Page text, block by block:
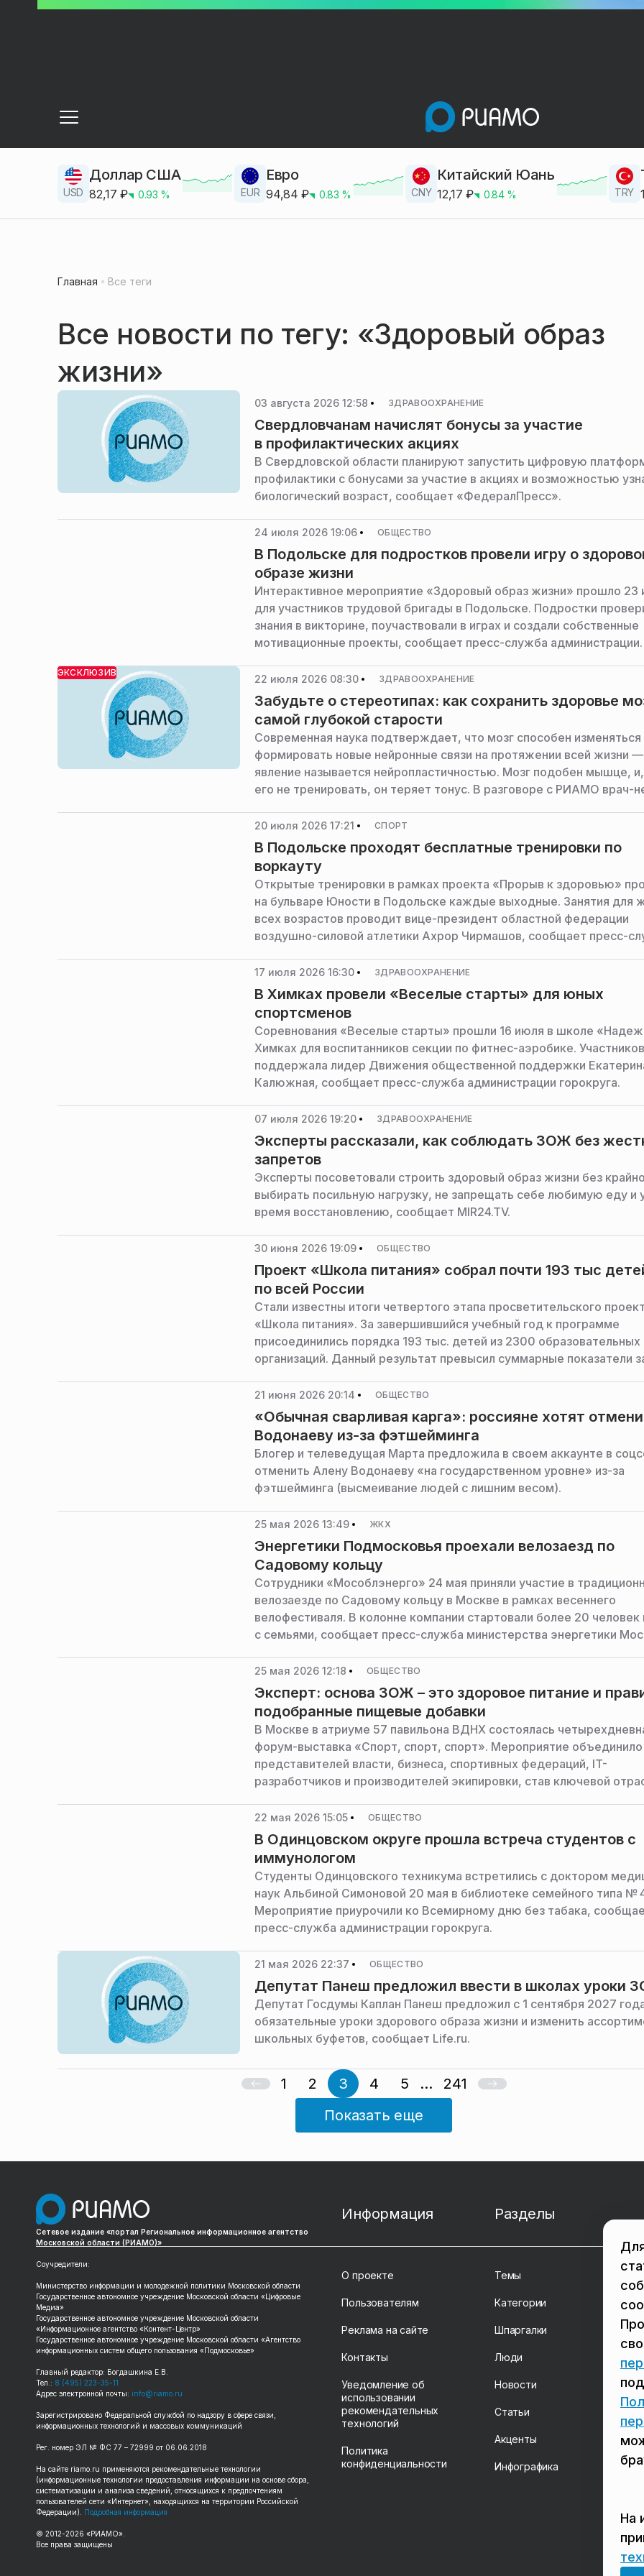
USD
Доллар США
82,17 ₽ 0.93 % EUR
Евро
94,84 ₽ 0.83 % CNY
Китайский Юань
12,17 ₽ 0.84% TRY
Главная Все теги
Все новости по тегу: «Здоровый образ
жизни»
03 августа 2026 12:58 ЗДРАВООХРАНЕНИЕ
Свердловчанам начислят бонусы за участие
в профилактических акциях
В Свердловской области планируют запустить цифровую
профилактики с бонусами за участие в акциях и возможностью
биологический возраст, сообщает «ФедералПресс».
24 июля 2026 19:06 ОБЩЕСТВО
В Подольске для подростков провели игру о
образе жизни
Интерактивное мероприятие «Здоровый образ жизни» прошло 23
для участников трудовой бригады в Подольске. Подростки
знания в викторине, поучаствовали в играх и создали собственные
мотивационные проекты, сообщает пресс-служба администрации
ЭКСКЛЮЗИВ 22 июля 2026 08:30 ЗДРАВООХРАНЕНИЕ
Забудьте о стереотипах: как сохранить здоровье
самой глубокой старости
Современная наука подтверждает, что мозг способен изменяться
формировать новые нейронные связи на протяжении всей жизни
явление называется нейропластичностью. Мозг подобен мышце,
его не тренировать, он теряет тонус. В разговоре с РИАМО врач-
шесть правил, которые помогут сохранить молодость мозга до
старости человека.
20 июля 2026 17:21 СПОРТ
В Подольске проходят бесплатные тренировки по
воркауту
Открытые тренировки в рамках проекта «Прорыв к здоровью»
на бульваре Юности в Подольске каждые выходные. Занятия для
всех возрастов проводит вице-президент областной федерации
воздушно-силовой атлетики Ахрор Чирмашов, сообщает пресс-
17 июля 2026 16:30 ЗДРАВООХРАНЕНИЕ
В Химках провели «Веселые старты» для юных
спортсменов
Соревнования «Веселые старты» прошли 16 июля в школе
Химках для воспитанников секции по фитнес-аэробике. Участников
поддержала лидер Движения общественной поддержки
Калюжная, сообщает пресс-служба администрации горокруга.
07 июля 2026 19:20 ЗДРАВООХРАНЕНИЕ
Эксперты рассказали, как соблюдать ЗОЖ без
запретов
Эксперты посоветовали строить здоровый образ жизни без
выбирать посильную нагрузку, не запрещать себе любимую еду и
время восстановлению, сообщает MIR24.TV.
30 июня 2026 19:09 ОБЩЕСТВО
Проект «Школа питания» собрал почти 193 тыс
по всей России
Стали известны итоги четвертого этапа просветительского
«Школа питания». За завершившийся учебный год к программе
присоединились порядка 193 тыс. детей из 2300 образовательных
организаций. Данный результат превысил суммарные показатели
«Пятерочка» (входит в X5).
21 июня 2026 20:14 ОБЩЕСТВО
«Обычная сварливая карга»: россияне хотят
Водонаеву из-за фэтшейминга
Блогер и телеведущая Марта предложила в своем аккаунте в
отменить Алену Водонаеву «на государственном уровне» из-за
фэтшейминга (высмеивание людей с лишним весом).
25 мая 2026 13:49 ЖКХ
Энергетики Подмосковья проехали велозаезд по
Садовому кольцу
Сотрудники «Мособлэнерго» 24 мая приняли участие в
велозаезде по Садовому кольцу в Москве в рамках весеннего
велофестиваля. В колонне компании стартовали более 20 человек
с семьями, сообщает пресс-служба министерства энергетики
25 мая 2026 12:18 ОБЩЕСТВО
Эксперт: основа ЗОЖ – это здоровое питание и
подобранные пищевые добавки
В Москве в атриуме 57 павильона ВДНХ состоялась
форум-выставка «Спорт, спорт, спорт». Мероприятие объединило
представителей власти, бизнеса, спортивных федераций, IT-
разработчиков и производителей экипировки, став ключевой
22 мая 2026 15:05 ОБЩЕСТВО
В Одинцовском округе прошла встреча студентов с
иммунологом
Студенты Одинцовского техникума встретились с доктором
наук Альбиной Симоновой 20 мая в библиотеке семейного типа №
Мероприятие приурочили ко Всемирному дню без табака,
пресс-служба администрации горокруга.
21 мая 2026 22:37 ОБЩЕСТВО
Депутат Панеш предложил ввести в школах уроки
Депутат Госдумы Каплан Панеш предложил с 1 сентября 2027
обязательные уроки здорового образа жизни и изменить
школьных буфетов, сообщает Life.ru.
1 2 3 4 5 ...
241
Показать еще
Сетевое издание «портал Региональное информационное агентство
Московской области (РИАМО)»
Соучредители:
Министерство информации и молодежной политики Московской области
Государственное автономное учреждение Московской области «Цифровые
Медиа»
Государственное автономное учреждение Московской области
«Информационное агентство «Контент-Центр»
Государственное автономное учреждение Московской области «Агентство
информационных систем общего пользования «Подмосковье»
Главный редактор: Богдашкина Е.В.
Тел.: 8 (495) 223-35-11
Адрес электронной почты:info@riamo.ru
Зарегистрировано Федеральной службой по надзору в сфере связи,
информационных технологий и массовых коммуникаций
Рег. номер ЭЛ № ФС 77 – 72999 от 06.06.2018
На сайте riamo.ru применяются рекомендательные технологии
(информационные технологии предоставления информации на основе сбора,
систематизации и анализа сведений, относящихся к предпочтениям
пользователей сети «Интернет», находящихся на территории Российской
Федерации). Подробная информация
© 2012-2026 «РИАМО».
Все права защищены
Информация
О проекте
Пользователям
Реклама на сайте
Контакты
Уведомление об
использовании
рекомендательных
технологий
Политика
конфиденциальности
Разделы
Темы
Категории
Шпаргалки
Люди
Новости
Статьи
Акценты
Инфографика
На